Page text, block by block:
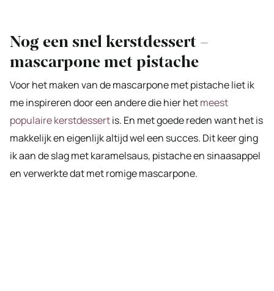
Nog een snel kerstdessert –
mascarpone met pistache
Voor het maken van de mascarpone met pistache liet ik
me inspireren door een andere die hier hetmeest
populaire kerstdessertis. En met goede reden want het is
makkelijk en eigenlijk altijd wel een succes. Dit keer ging
ik aan de slag met karamelsaus, pistache en sinaasappel
en verwerkte dat met romige mascarpone.